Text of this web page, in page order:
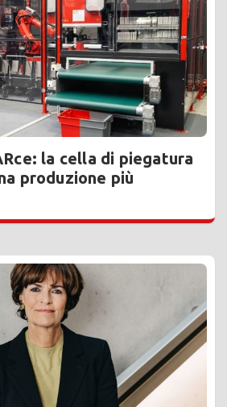
la cella di piegatura
produzione più